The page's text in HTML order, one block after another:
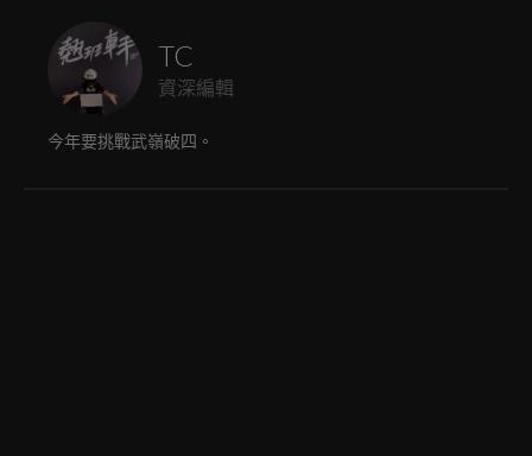
TC
資深編輯
今年要挑戰武嶺破四。